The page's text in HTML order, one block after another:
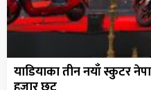
याडियाका तीन नयाँ स्कुटर